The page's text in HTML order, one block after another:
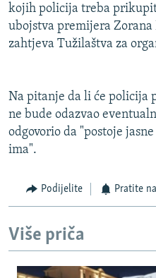
RSE PRIČE IZ SVIJETA
ISPRIČAJ MI
VIŠE OD NASLOVA
GENOCID U SREBRENICI
TV LIBERTY
MOJA EVROPA
PRATITE NAS
Sve RFE/RL stranice
kojih policija treba
ubojstva premijera
zahtjeva Tužilaštva za
Na pitanje da li će policija
ne bude odazvao
odgovorio da "postoje
ima".
Podijelite Pratite
Više priča